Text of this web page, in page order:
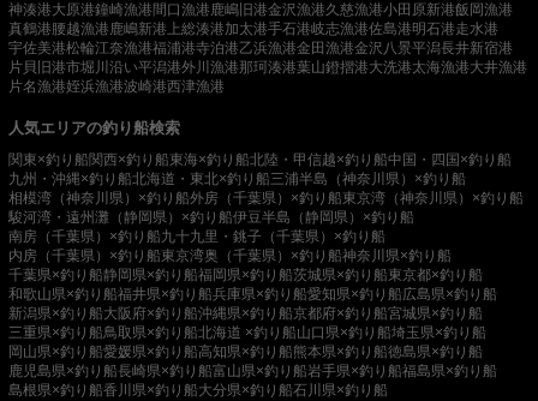
神湊港大原港鐘崎漁港 間口漁港鹿嶋旧港金沢漁港久慈漁港小田原新港飯岡漁港
真鶴港 腰越漁港鹿嶋新港 上総湊港加太港手石港岐志漁港佐島港明石港走水港
宇佐美港松輪江奈漁港福浦港寺泊港乙浜漁港金田漁港金沢八景平潟長井新宿港
片貝旧港市堀川沿い平潟港外川漁港那珂湊港葉山鐙摺港大洗港太海漁港大井漁港
片名漁港姪浜漁港波崎港西津漁港
人気エリアの釣り船検索
関東×釣り船関西×釣り船東海×釣り船北陸・甲信越×釣り船中国・四国×釣り船
九州・沖縄×釣り船北海道・東北×釣り船三浦半島（神奈川県）×釣り船
相模湾（神奈川県）×釣り船外房（千葉県）×釣り船東京湾（神奈川県）×釣り船
駿河湾・遠州灘（静岡県）×釣り船伊豆半島（静岡県）×釣り船
南房（千葉県）×釣り船九十九里・銚子（千葉県）×釣り船
内房（千葉県）×釣り船東京湾奥（千葉県）×釣り船神奈川県×釣り船
千葉県×釣り船静岡県×釣り船福岡県×釣り船茨城県×釣り船東京都×釣り船
和歌山県×釣り船福井県×釣り船兵庫県×釣り船愛知県×釣り船広島県×釣り船
新潟県×釣り船大阪府×釣り船沖縄県×釣り船京都府×釣り船宮城県×釣り船
三重県×釣り船鳥取県×釣り船北海道 ×釣り船山口県×釣り船埼玉県×釣り船
岡山県×釣り船愛媛県×釣り船高知県×釣り船熊本県×釣り船徳島県×釣り船
鹿児島県×釣り船長崎県×釣り船富山県×釣り船岩手県×釣り船福島県×釣り船
島根県×釣り船香川県×釣り船大分県×釣り船石川県×釣り船